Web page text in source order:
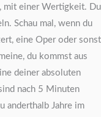
mit einer Wertigkeit. Du
Schau mal, wenn du
eine Oper oder sonst
du kommst aus
deiner absoluten
nach 5 Minuten
anderthalb Jahre im